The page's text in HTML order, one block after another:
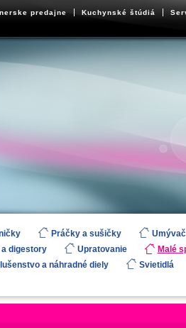
predajne Kuchynské štúdiá
Práčky a sušičky
digestory
Upratovanie
Malé
a náhradné diely Svietidlá